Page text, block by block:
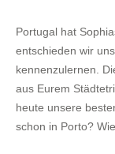
Portugal hat
entschieden wir
kennenzulernen.
aus Eurem
heute unsere
schon in Porto?